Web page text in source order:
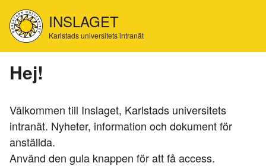
Hoppa
huvudinnehåll
INSLAGET
Karlstads universitets intranät
Hej!
Välkommen till Inslaget, Karlstads universitets
intranät. Nyheter, information och dokument för
anställda.
Använd den gula knappen för att få access.